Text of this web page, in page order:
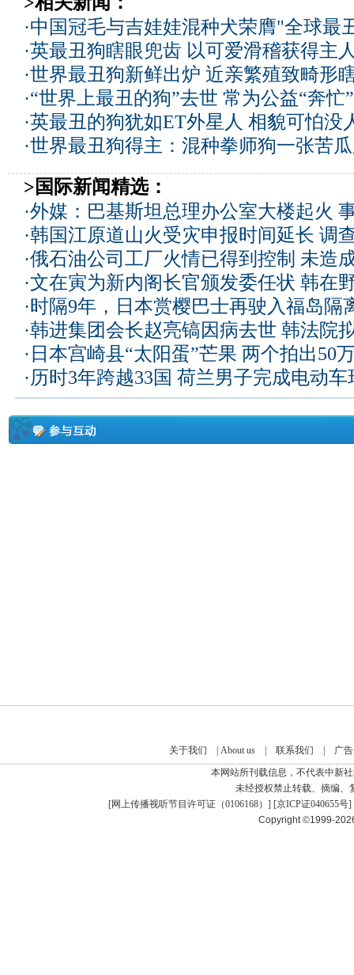
·中国冠毛与吉娃娃混种犬荣膺"全球最
·英最丑狗瞎眼兜齿 以可爱滑稽获得主
·世界最丑狗新鲜出炉 近亲繁殖致畸形
·“世界上最丑的狗”去世 常为公益“奔忙
·英最丑的狗犹如ET外星人 相貌可怕没
·世界最丑狗得主：混种拳师狗一张苦
>国际新闻精选：
·外媒：巴基斯坦总理办公室大楼起火
·韩国江原道山火受灾申报时间延长 调
·俄石油公司工厂火情已得到控制 未造
·文在寅为新内阁长官颁发委任状 韩在
·时隔9年，日本赏樱巴士再驶入福岛隔
·韩进集团会长赵亮镐因病去世 韩法院
· 日本宫崎县“太阳蛋”芒果 两个拍出50
·历时3年跨越33国 荷兰男子完成电动车
关于我们 About us| 联系我们
广
本网站所刊载信息，不代表中新
未经授权禁止转载、摘编、
[网上传播视听节目许可证（0106168） ] [京ICP证040655号]
Copyright ©1999-